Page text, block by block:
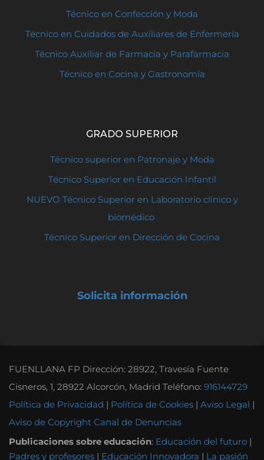
Técnico en Confección y Moda
Técnico en Cuidados de Auxiliares de Enfermería
Técnico Auxiliar de Farmacia y Parafarmacia
Técnico en Cocina y Gastronomía
GRADO SUPERIOR
Técnico superior en Patronaje y Moda
Técnico Superior en Educación Infantil
NUEVO Técnico Superior en Laboratorio clínico y
biomédico
Técnico Superior en Dirección de Cocina
Solicita información
FUENLLANA FP Dirección: 28922, Travesía Fuente
Cisneros, 1, 28922 Alcorcón, Madrid Teléfono: 916144729
Política de Privacidad | Política de Cookies | Aviso Legal |
Aviso de Copyright Canal de Denuncias
Publicaciones sobre educación: Educación del futuro |
Padres y profesores | Educación Innovadora | La pasión